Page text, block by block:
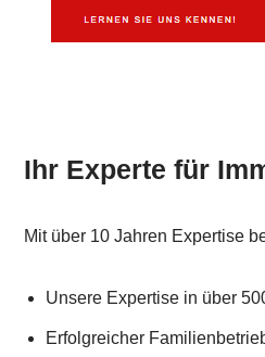
Ihr Experte für
Mit über 10 Jahren Expertise
Unsere Expertise in über
Erfolgreicher